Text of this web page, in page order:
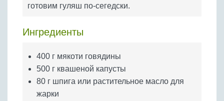
Бобовые
Крупы
готовим гуляш по-сегедски.
Ингредиенты
400 г мякоти говядины
500 г квашеной капусты
80 г шпига или растительное масло для
жарки